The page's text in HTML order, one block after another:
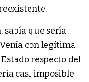
sabía que sería
con legítima
respecto del
casi imposible